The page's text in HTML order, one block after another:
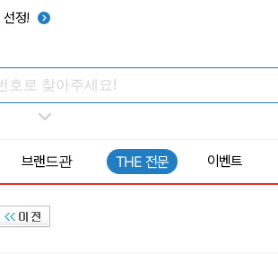
선정!
브랜드관 THE 전문 이벤트